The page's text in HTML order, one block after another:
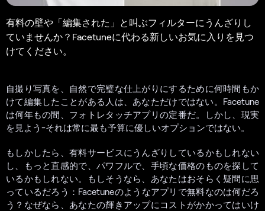
有料の壁や「編集された」と叫ぶフィルターにうんざりし
ていませんか？Facetuneに代わる新しいお気に入りを見つ
けてください。
自撮り写真を、自然で完璧な仕上がりにするために何時間もか
けて編集したことがある人は、あなただけではない。Facetune
は何年もの間、フォトレタッチアプリの定番だ。しかし、現実
を見よう-それは常に最も予算に優しいオプションではない。
もしかしたら、有料サービスにうんざりしているかもしれない
し、もっと直感的で、パワフルで、手頃な価格のものを探して
いるかもしれない。もしそうなら、あなたはおそらく疑問に思
っているだろう：Facetuneのようなアプリで無料なのは何だろ
う？なぜなら、あなたの輝きアップにコストがかかってはいけ